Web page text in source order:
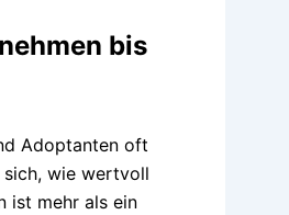
bis
Adoptanten oft
sich, wie wertvoll
ist mehr als ein